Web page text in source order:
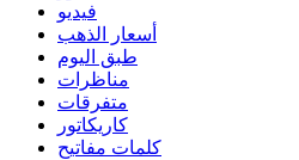
فيديو
أسعار الذهب
طبق اليوم
مناظرات
متفرقات
كاريكاتور
كلمات مفاتيح